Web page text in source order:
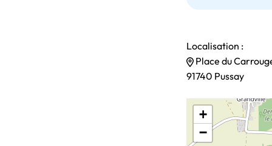
Localisation :
Place du
91740 Pussay
+
−